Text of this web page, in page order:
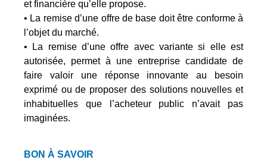
et financière qu’elle propose.
• La remise d’une offre de base doit être conforme à
l’objet du marché.
• La remise d’une offre avec variante si elle est
autorisée, permet à une entreprise candidate de
faire valoir une réponse innovante au besoin
exprimé ou de proposer des solutions nouvelles et
inhabituelles que l’acheteur public n’avait pas
imaginées.
BON À SAVOIR